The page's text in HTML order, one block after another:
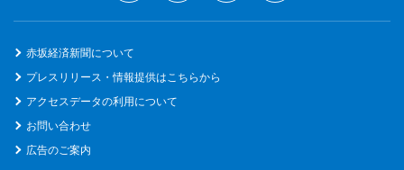
赤坂経済新聞について
プレスリリース・情報提供はこちらから
アクセスデータの利用について
お問い合わせ
広告のご案内